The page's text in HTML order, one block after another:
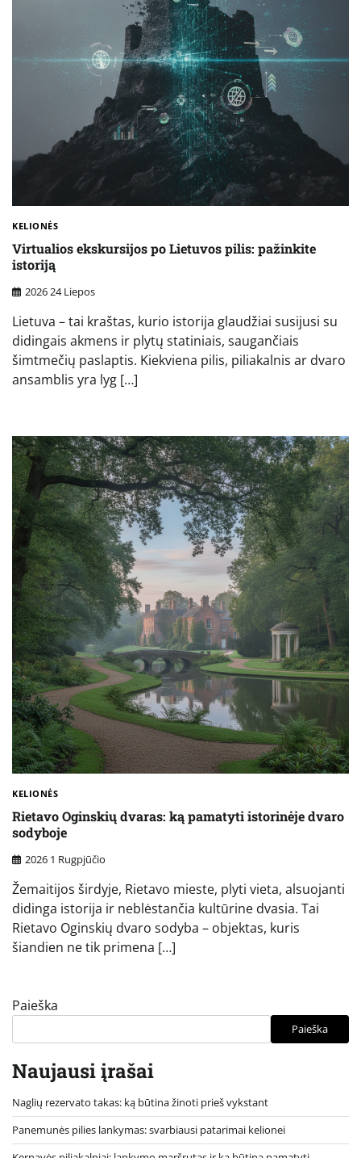
KELIONĖS
Virtualios ekskursijos po Lietuvos pilis: pažinkite
istoriją
2026 24 Liepos
Lietuva – tai kraštas, kurio istorija glaudžiai susijusi su
didingais akmens ir plytų statiniais, saugančiais
šimtmečių paslaptis. Kiekviena pilis, piliakalnis ar dvaro
ansamblis yra lyg […]
KELIONĖS
Rietavo Oginskių dvaras: ką pamatyti istorinėje dvaro
sodyboje
2026 1 Rugpjūčio
Žemaitijos širdyje, Rietavo mieste, plyti vieta, alsuojanti
didinga istorija ir neblėstančia kultūrine dvasia. Tai
Rietavo Oginskių dvaro sodyba – objektas, kuris
šiandien ne tik primena […]
Paieška
Paieška
Naujausi įrašai
Naglių rezervato takas: ką būtina žinoti prieš vykstant
Panemunės pilies lankymas: svarbiausi patarimai kelionei